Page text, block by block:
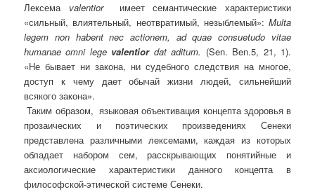
Лексема valentior
имеет семантические характеристики
«сильный, влиятельный, неотвратимый, незыблемый»: Multa
legem non habent nec actionem, ad quae consuetudo vitae
humanae omni lege valentiordat aditum. (Sen. Ben.5, 21, 1).
«Не бывает ни закона, ни судебного следствия на многое,
доступ к чему дает обычай жизни людей, сильнейший
всякого закона».
Таким образом, языковаяобъективация концепта здоровья в
прозаических и поэтических произведениях Сенеки
представлена различными лексемами, каждая из которых
обладает набором сем, расскрывающих понятийные и
аксиологические характеристики данного концепта в
философской-этической системе Сенеки.